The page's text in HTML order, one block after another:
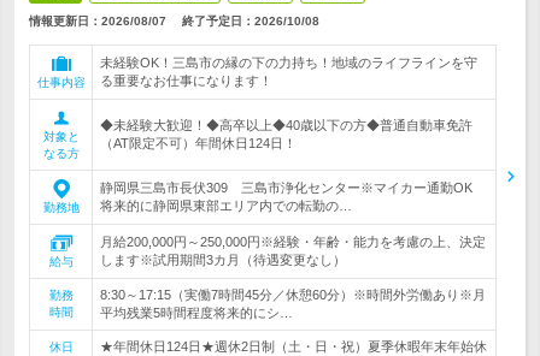
情報更新日：2026/08/07 終了予定日： 2026/10/08
仕事内容
未経験OK！三島市の縁の下の力持ち！地域のライフラインを守
る重要なお仕事になります！
対象と
なる方
◆未経験大歓迎！◆高卒以上◆40歳以下の方◆普通自動車免許
（AT限定不可）年間休日124日！
勤務地
静岡県三島市長伏309 三島市浄化センター※マイカー通勤OK
将来的に静岡県東部エリア内での転勤の…
給与
月給200,000円～250,000円※経験・年齢・能力を考慮の上、決定
します※試用期間3カ月（待遇変更なし）
勤務
時間
8:30～17:15（実働7時間45分／休憩60分）※時間外労働あり※月
平均残業5時間程度将来的にシ…
休日
★年間休日124日★週休2日制（土・日・祝）夏季休暇年末年始休